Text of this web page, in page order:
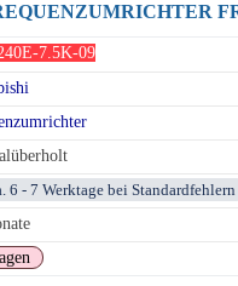
7.5K-09
6 - 7 Werktage bei Standardfehlern